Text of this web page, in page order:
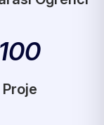
100
Proje